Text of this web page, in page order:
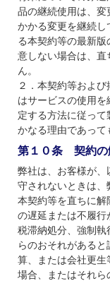
品の継続使用は、変
かかる変更を継続
る本契約等の最新
意しない場合は、
ん。
２．本契約等およ
はサービスの使用
定する方法に従っ
かなる理由であって
第１０条 契約の
弊社は、お客様が
守されないときは
本契約等を直ちに
の遅延または不履
税滞納処分、強制
らのおそれがある
算、または会社更生
場合、またはそれら